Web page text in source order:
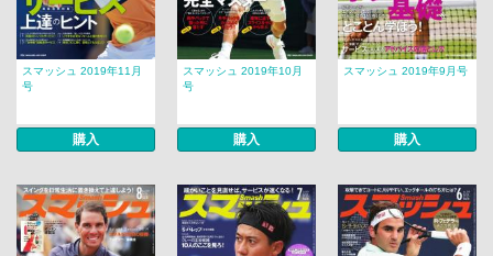
スマッシュ 2019年11月
号
購入
スマッシュ 2019年10月
号
購入
スマッシュ 2019年9月号
購入